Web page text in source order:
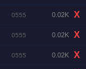
0555 0.02K
X
0555 0.02K
X
0555 0.02K
X